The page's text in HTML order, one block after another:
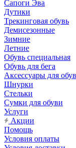
Сапоги Эва
Дутики
Трекинговая обувь
Демисезонные
Зимние
Летние
Обувь специальная
Обувь для бега
Аксессуары для
Шнурки
Стельки
Сумки для обуви
Услуги
Акции
Помощь
Условия оплаты